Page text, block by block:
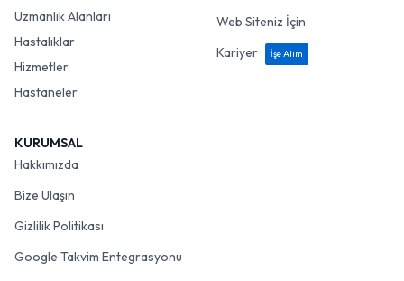
Uzmanlık Alanları
Hastalıklar
Hizmetler
Hastaneler
Web Siteniz İçin
Kariyer
İşe Alım
KURUMSAL
Hakkımızda
Bize Ulaşın
Gizlilik Politikası
Google Takvim Entegrasyonu